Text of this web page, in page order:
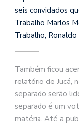
seis convidados
Trabalho Marlos
Trabalho, Ronaldo
Também ficou
relatório de Jucá,
separado serão
separado é um
matéria. Até a